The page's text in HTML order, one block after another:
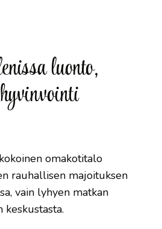
luonto,
omakotitalo
rauhallisen majoituksen
vain lyhyen matkan
keskustasta.